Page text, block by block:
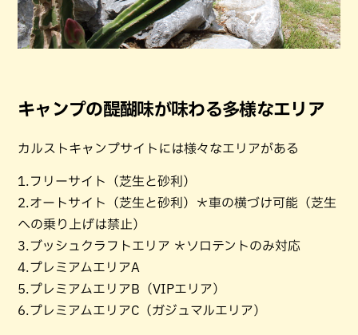
キャンプの醍醐味が味わる多様なエリア
カルストキャンプサイトには様々なエリアがある
1.フリーサイト（芝生と砂利）
2.オートサイト（芝生と砂利）＊車の横づけ可能（芝生
への乗り上げは禁止）
3.ブッシュクラフトエリア ＊ソロテントのみ対応
4.プレミアムエリアA
5.プレミアムエリアB（VIPエリア）
6.プレミアムエリアC（ガジュマルエリア）